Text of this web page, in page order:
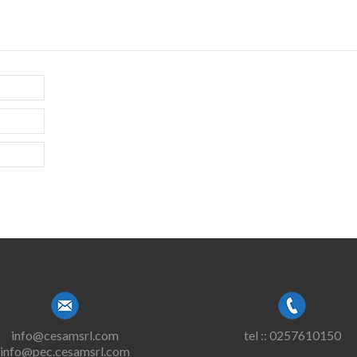
info@cesamsrl.com
info@pec.cesamsrl.com
tel :: 0257610150